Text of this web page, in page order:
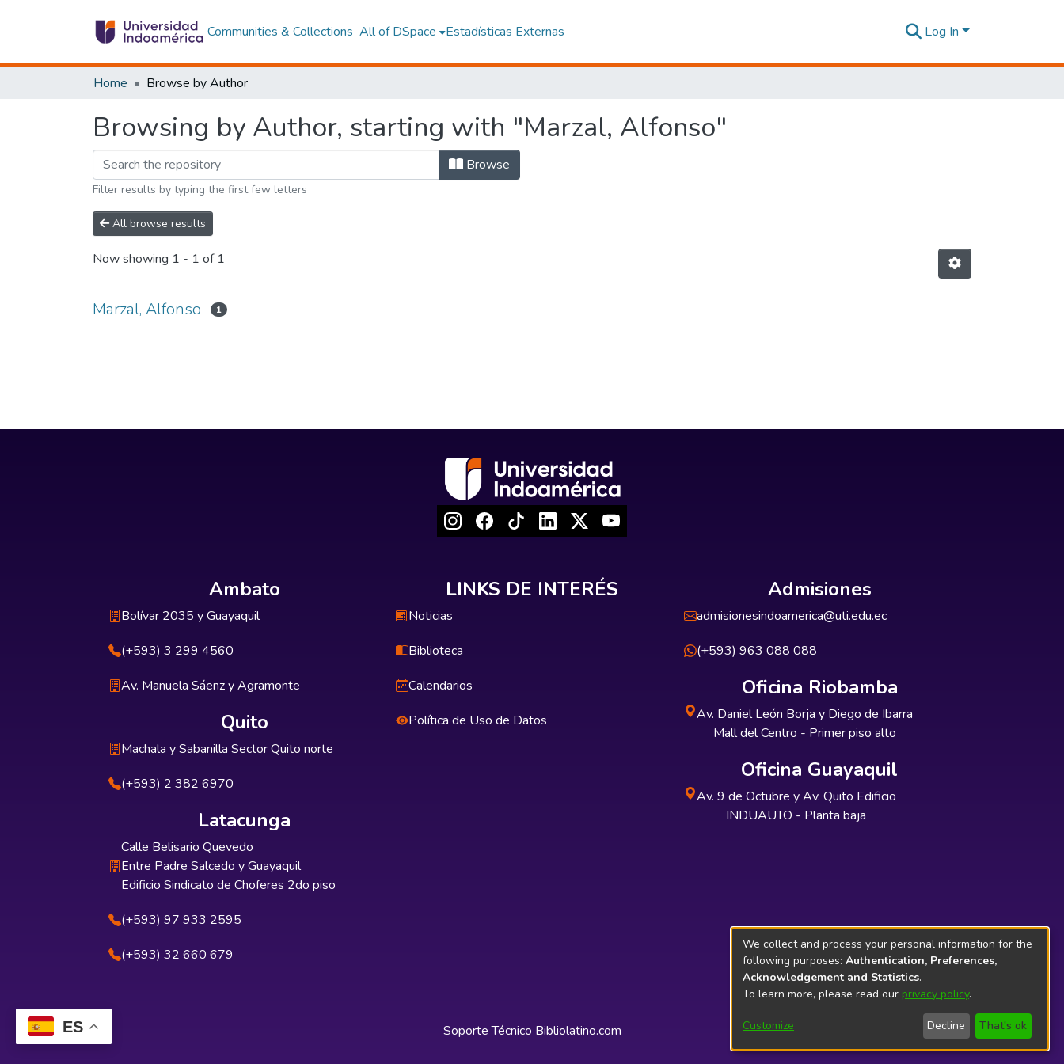
ES
Communities & Collections All of DSpace Estadísticas Externas Log In
Home Browse by Author
Browsing by Author, starting with "Marzal, Alfonso"
Browse
Filter results by typing the first few letters
All browse results
Now showing 1 - 1 of 1
Marzal, Alfonso 1
Ambato
Bolívar 2035 y Guayaquil
(+593) 3 299 4560
Av. Manuela Sáenz y Agramonte
Quito
Machala y Sabanilla Sector Quito norte
(+593) 2 382 6970
Latacunga
Calle Belisario Quevedo
Entre Padre Salcedo y Guayaquil
Edificio Sindicato de Choferes 2do piso
(+593) 97 933 2595
(+593) 32 660 679
LINKS DE INTERÉS
Noticias
Biblioteca
Calendarios
Política de Uso de Datos
Admisiones
admisionesindoamerica@uti.edu.ec
(+593) 963 088 088
Oficina Riobamba
Av. Daniel León Borja y Diego de Ibarra
Mall del Centro - Primer piso alto
Oficina Guayaquil
Av. 9 de Octubre y Av. Quito Edificio
INDUAUTO - Planta baja
Soporte Técnico Bibliolatino.com
We collect and process your personal information for the
following purposes: Authentication, Preferences,
Acknowledgement and Statistics.
To learn more, please read our privacy policy.
Customize Decline That's ok